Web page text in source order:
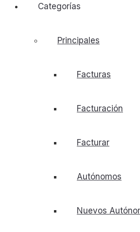
Categorías
Principales
Facturas
Facturación
Facturar
Autónomos
Nuevos